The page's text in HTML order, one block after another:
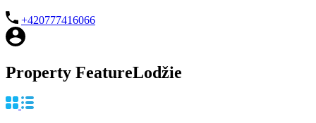
+420777416066
Property FeatureLodžie
+
−